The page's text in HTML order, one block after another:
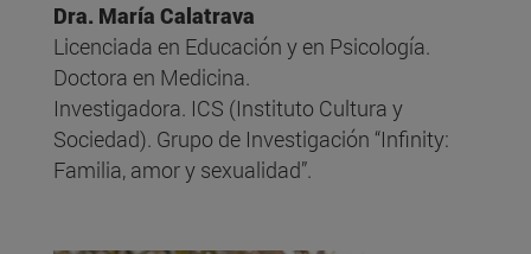
Dra. María Calatrava
Licenciada en Educación y en Psicología.
Doctora en Medicina.
Investigadora. ICS (Instituto Cultura y
Sociedad). Grupo de Investigación “Infinity:
Familia, amor y sexualidad”.